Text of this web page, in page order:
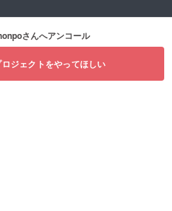
さんへアンコール
ジェクトをやってほしい